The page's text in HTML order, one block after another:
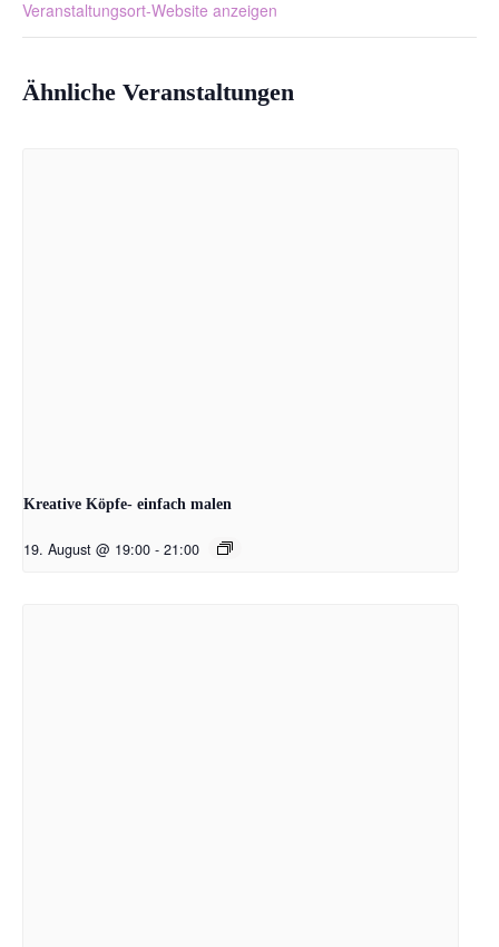
Veranstaltungsort-Website anzeigen
Ähnliche Veranstaltungen
Kreative Köpfe- einfach malen
19. August @ 19:00 - 21:00